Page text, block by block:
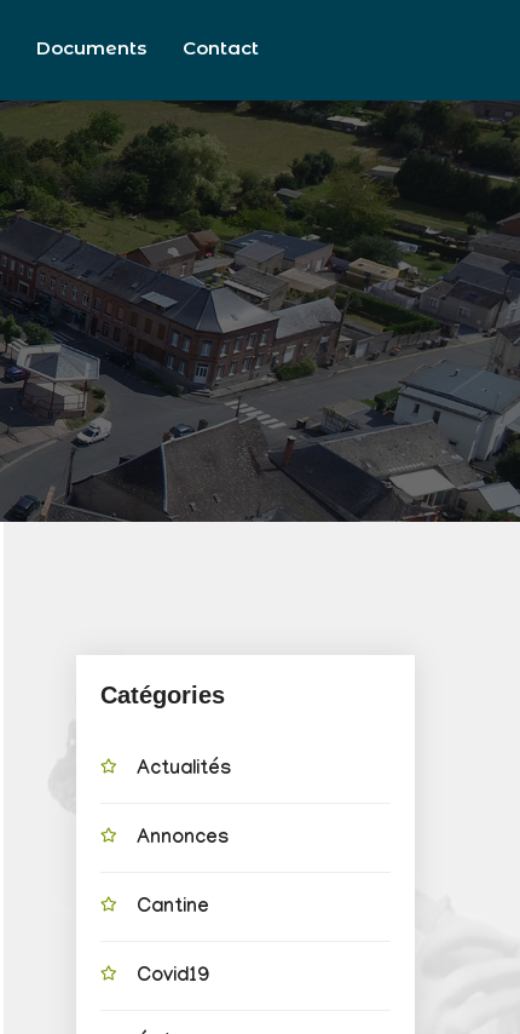
Documents Contact
Catégories
Actualités
Annonces
Cantine
Covid19